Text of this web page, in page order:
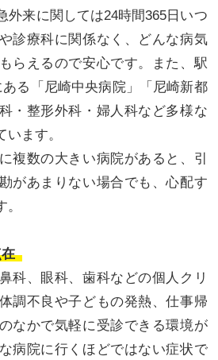
外来に関しては24時間365日いつ
診療科に関係なく、どんな病気
らえるので安心です。また、駅
る「尼崎中央病院」「尼崎新都
・整形外科・婦人科など多様な
ます。
複数の大きい病院があると、引
があまりない場合でも、心配す
科、眼科、歯科などの個人クリ
調不良や子どもの発熱、仕事帰
なかで気軽に受診できる環境が
病院に行くほどではない症状で